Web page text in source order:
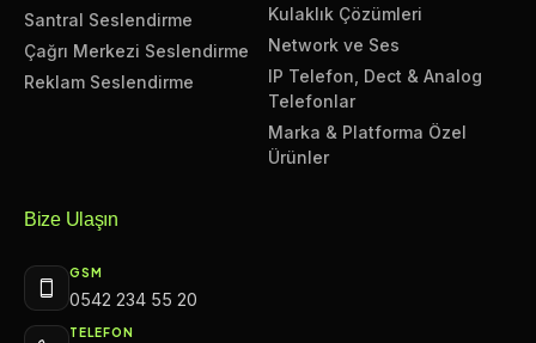
Santral Seslendirme
Çağrı Merkezi Seslendirme
Reklam Seslendirme
Kulaklık Çözümleri
Network ve Ses
IP Telefon, Dect & Analog
Telefonlar
Marka & Platforma Özel
Ürünler
Bize Ulaşın
GSM
0542 234 55 20
TELEFON